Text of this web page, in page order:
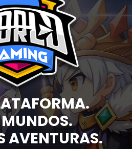
AVENTURAS.